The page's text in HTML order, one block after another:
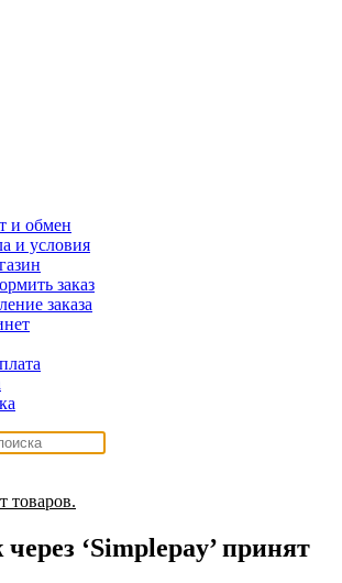
и обмен
и условия
заказ
заказа
товаров.
‘Simplepay’ принят